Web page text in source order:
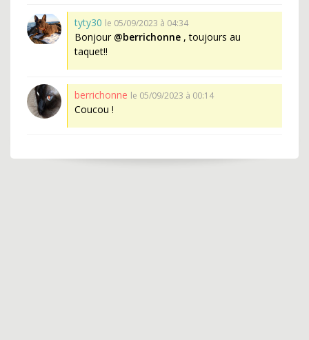
tyty30 le 05/09/2023 à 04:34
Bonjour @berrichonne , toujours au
taquet!!
berrichonne le 05/09/2023 à 00:14
Coucou !